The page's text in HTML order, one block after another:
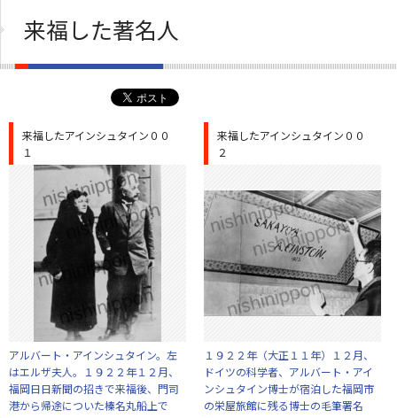
来福した著名人
来福したアインシュタイン００
１
アルバート・アインシュタイン。左
はエルザ夫人。１９２２年１２月、
福岡日日新聞の招きで来福後、門司
港から帰途についた榛名丸船上で
来福したアインシュタイン００
２
１９２２年（大正１１年）１２月、
ドイツの科学者、アルバート・アイ
ンシュタイン博士が宿泊した福岡市
の栄屋旅館に残る博士の毛筆署名